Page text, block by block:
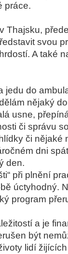
práce.
Thajsku,
svou
A také
jedu do
nějaký
usne,
či správu
či nějaké
dni
den.
při plnění
úctyhodný.
program
a je
být
lidí